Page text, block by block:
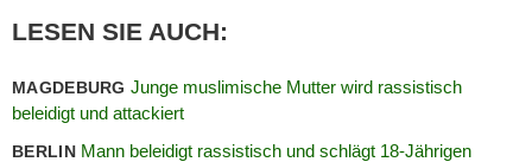
LESEN SIE AUCH:
MAGDEBURG Junge muslimische Mutter wird rassistisch
beleidigt und attackiert
BERLIN Mann beleidigt rassistisch und schlägt 18-Jährigen